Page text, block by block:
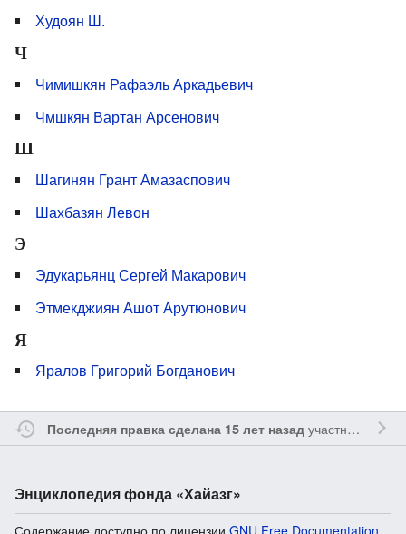
Худоян Ш.
Ч
Чимишкян Рафаэль Аркадьевич
Чмшкян Вартан Арсенович
Ш
Шагинян Грант Амазаспович
Шахбазян Левон
Э
Эдукарьянц Сергей Макарович
Этмекджиян Ашот Арутюнович
Я
Яралов Григорий Богданович
Последняя правка сделана 15 лет назадучастником
Энциклопедия фонда «Хайазг»